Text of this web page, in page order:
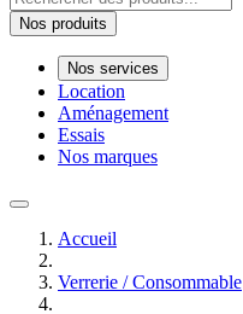
Nos produits
Nos services
Location
Aménagement
Essais
Nos marques
Accueil
Verrerie / Consommable